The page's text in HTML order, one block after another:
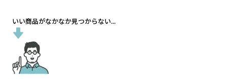
いい商品がなかなか見つからない...